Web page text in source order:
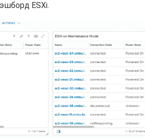
ESXi.